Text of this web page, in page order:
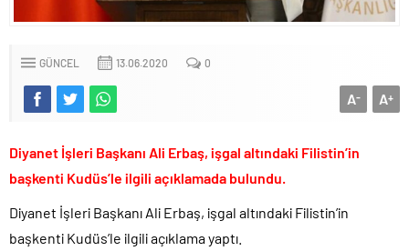
CHP’li Erdal Beşikçioğlu’nun uyuşturucu testi pozitif çıktı!.
vermeye başladı!.
ABD’de de 25 eyalet Trump yönetimine karşı dava açtı!.
Brent petrol çakıldı!.
Rüşvet ve yolsuzluktan tutuklanan CHP’li Erdal Beşikçioğlu
görevden uzaklaştırıldı!.
İngilizler 12. adamları Özgür Özel’i hazırlama telâşına düştü!.
Uğur Mumcu dosyası 33 yıl sonra yeniden açılıyor..
CHP Lideri Kılıçdaoğlu’ndan Terörsüz Türkiye sürecine destek
GÜNCEL 13.06.2020 0
A+
A-
Diyanet İşleri Başkanı Ali Erbaş, işgal altındaki Filistin’in
başkenti Kudüs’le ilgili açıklamada bulundu.
Diyanet İşleri Başkanı Ali Erbaş, işgal altındaki Filistin’in
başkenti Kudüs’le ilgili açıklama yaptı.